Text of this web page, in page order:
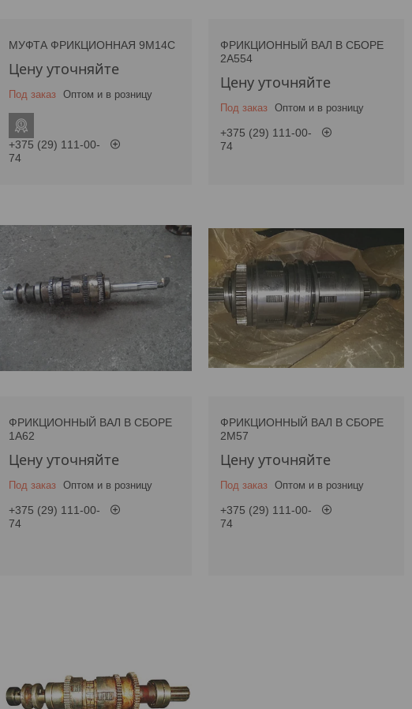
МУФТА ФРИКЦИОННАЯ 9М14С
Цену уточняйте
Под заказ Оптом и в розницу
+375 (29) 111-00-
74
ФРИКЦИОННЫЙ ВАЛ В СБОРЕ
2А554
Цену уточняйте
Под заказ Оптом и в розницу
+375 (29) 111-00-
74
ФРИКЦИОННЫЙ ВАЛ В СБОРЕ
1А62
Цену уточняйте
Под заказ Оптом и в розницу
+375 (29) 111-00-
74
ФРИКЦИОННЫЙ ВАЛ В СБОРЕ
2М57
Цену уточняйте
Под заказ Оптом и в розницу
+375 (29) 111-00-
74